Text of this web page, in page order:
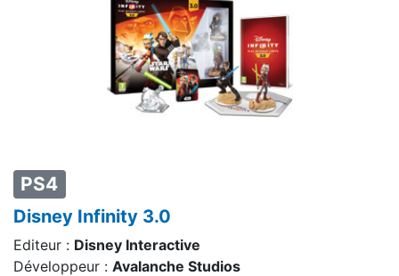
PS4
Disney Infinity 3.0
Editeur : Disney Interactive
Développeur : Avalanche Studios